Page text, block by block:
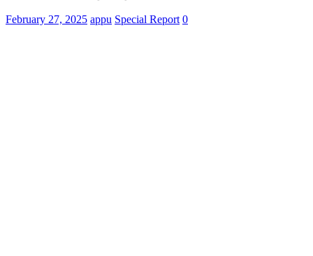
February 27, 2025 appu Special Report 0